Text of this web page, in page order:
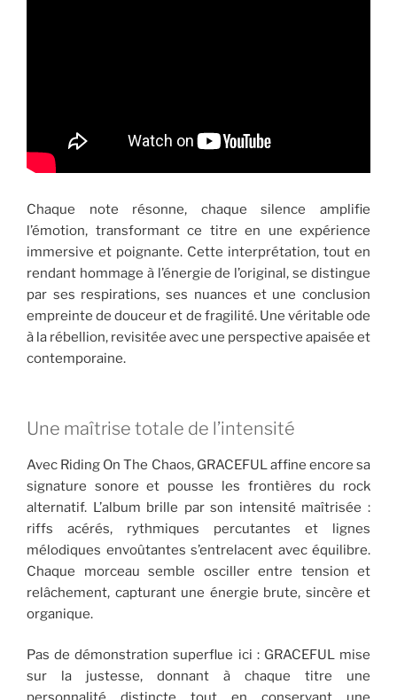
Chaque note résonne, chaque silence amplifie
l’émotion, transformant ce titre en une expérience
immersive et poignante. Cette interprétation, tout en
rendant hommage à l’énergie de l’original, se distingue
par ses respirations, ses nuances et une conclusion
empreinte de douceur et de fragilité. Une véritable ode
à la rébellion, revisitée avec une perspective apaisée et
contemporaine.
Une maîtrise totale de l’intensité
Avec Riding On The Chaos, GRACEFUL affine encore sa
signature sonore et pousse les frontières du rock
alternatif. L’album brille par son intensité maîtrisée :
riffs acérés, rythmiques percutantes et lignes
mélodiques envoûtantes s’entrelacent avec équilibre.
Chaque morceau semble osciller entre tension et
relâchement, capturant une énergie brute, sincère et
organique.
Pas de démonstration superflue ici : GRACEFUL mise
sur la justesse, donnant à chaque titre une